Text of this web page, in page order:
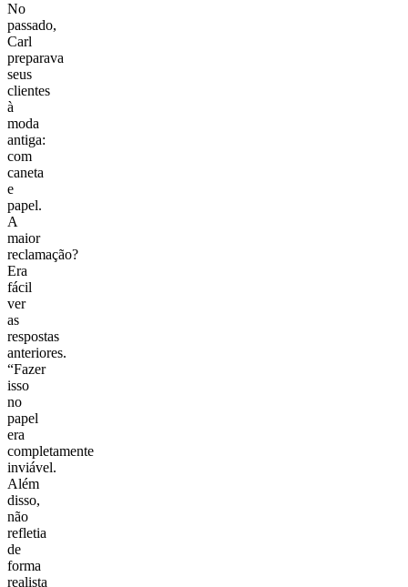
No
passado,
Carl
preparava
seus
clientes
à
moda
antiga:
com
caneta
e
papel.
A
maior
reclamação?
Era
fácil
ver
as
respostas
anteriores.
“Fazer
isso
no
papel
era
completamente
inviável.
Além
disso,
não
refletia
de
forma
realista